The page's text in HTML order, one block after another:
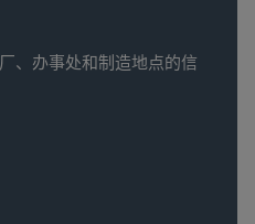
、办事处和制造地点的信